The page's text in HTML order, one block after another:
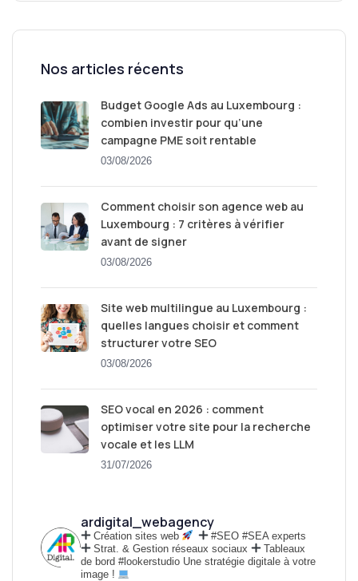
Nos articles récents
Budget Google Ads au Luxembourg :
combien investir pour qu’une
campagne PME soit rentable
03/08/2026
Comment choisir son agence web au
Luxembourg : 7 critères à vérifier
avant de signer
03/08/2026
Site web multilingue au Luxembourg :
quelles langues choisir et comment
structurer votre SEO
03/08/2026
SEO vocal en 2026 : comment
optimiser votre site pour la recherche
vocale et les LLM
31/07/2026
ardigital_webagency
Création sites web
#SEO #SEA experts
Strat. & Gestion réseaux sociaux
Tableaux
de bord #lookerstudio Une stratégie digitale à votre
image !